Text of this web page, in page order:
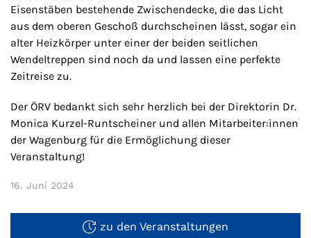
Eisenstäben bestehende Zwischendecke, die das Licht
aus dem oberen Geschoß durchscheinen lässt, sogar ein
alter Heizkörper unter einer der beiden seitlichen
Wendeltreppen sind noch da und lassen eine perfekte
Zeitreise zu.
Der ÖRV bedankt sich sehr herzlich bei der Direktorin Dr.
Monica Kurzel-Runtscheiner und allen Mitarbeiter:innen
der Wagenburg für die Ermöglichung dieser
Veranstaltung!
16. Juni 2024
zu den Veranstaltungen